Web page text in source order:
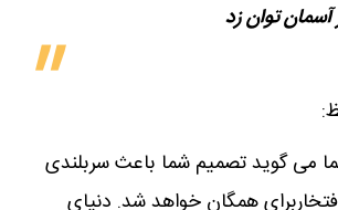
آسمان توان زد
می گوید تصمیم شما باعث سربلندی
همگان خواهد شد. دنیای